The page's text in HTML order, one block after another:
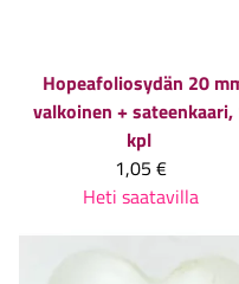
Hopeafoliosydän 20
valkoinen + sateenkaari,
kpl
1,05 €
Heti saatavilla